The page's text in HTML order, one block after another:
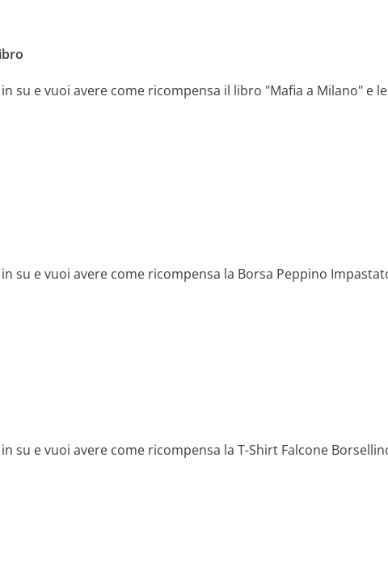
su e vuoi avere come ricompensa il libro "Mafia a Milano" e
su e vuoi avere come ricompensa la Borsa Peppino
su e vuoi avere come ricompensa la T-Shirt Falcone